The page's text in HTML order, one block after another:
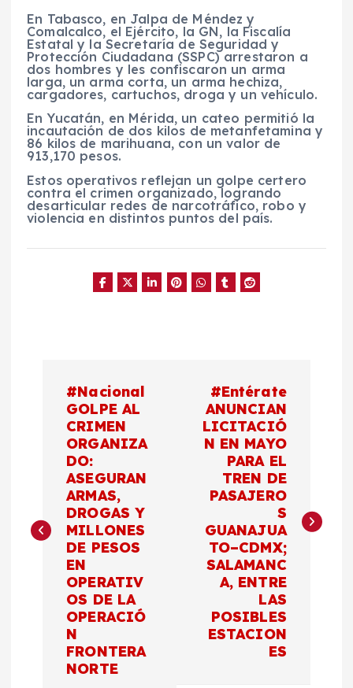
En Tabasco, en Jalpa de Méndez y
Comalcalco, el Ejército, la GN, la Fiscalía
Estatal y la Secretaría de Seguridad y
Protección Ciudadana (SSPC) arrestaron a
dos hombres y les confiscaron un arma
larga, un arma corta, un arma hechiza,
cargadores, cartuchos, droga y un vehículo.
En Yucatán, en Mérida, un cateo permitió la
incautación de dos kilos de metanfetamina y
86 kilos de marihuana, con un valor de
913,170 pesos.
Estos operativos reflejan un golpe certero
contra el crimen organizado, logrando
desarticular redes de narcotráfico, robo y
violencia en distintos puntos del país.
g
#Nacional
GOLPE AL
CRIMEN
ORGANIZA
DO:
ASEGURAN
ARMAS,
DROGAS Y
MILLONES
DE PESOS
EN
OPERATIV
OS DE LA
OPERACIÓ
N
FRONTERA
NORTE
#Entérate
ANUNCIAN
LICITACIÓ
N EN MAYO
PARA EL
TREN DE
PASAJERO
S
GUANAJUA
TO–CDMX;
SALAMANC
A, ENTRE
LAS
POSIBLES
ESTACION
ES